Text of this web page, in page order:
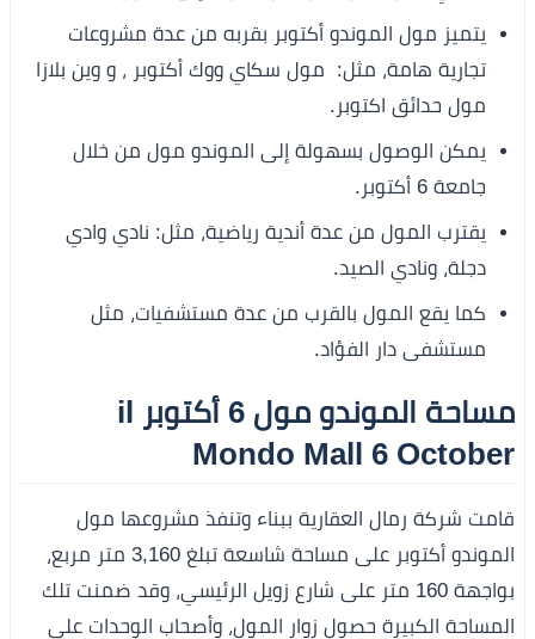
يتميز مول الموندو أكتوبر بقربه من عدة مشروعات
تجارية هامة، مثل: مول سكاي ووك أكتوبر ، و وين بلازا
مول حدائق اكتوبر.
يمكن الوصول بسهولة إلى الموندو مول من خلال
جامعة 6 أكتوبر.
يقترب المول من عدة أندية رياضية، مثل: نادي وادي
دجلة، ونادي الصيد.
كما يقع المول بالقرب من عدة مستشفيات، مثل
مستشفى دار الفؤاد.
مساحة الموندو مول 6 أكتوبر il
Mondo Mall 6 October
قامت شركة رمال العقارية ببناء وتنفذ مشروعها مول
الموندو أكتوبر على مساحة شاسعة تبلغ 3,160 متر مربع،
بواجهة 160 متر على شارع زويل الرئيسي، وقد ضمنت تلك
المساحة الكبيرة حصول زوار المول، وأصحاب الوحدات على